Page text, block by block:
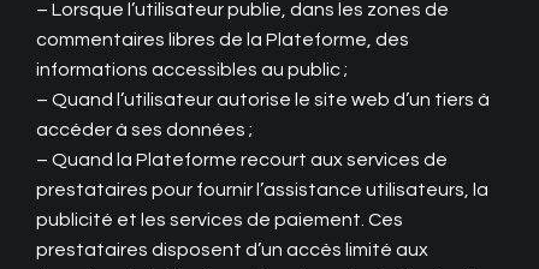
– Lorsque l’utilisateur publie, dans les zones de
commentaires libres de la Plateforme, des
informations accessibles au public ;
– Quand l’utilisateur autorise le site web d’un tiers à
accéder à ses données ;
– Quand la Plateforme recourt aux services de
prestataires pour fournir l’assistance utilisateurs, la
publicité et les services de paiement. Ces
prestataires disposent d’un accès limité aux